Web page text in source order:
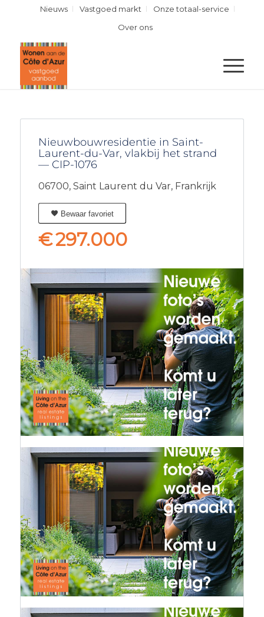
Nieuws Vastgoed markt
Onze totaal-service
Over ons
Nieuwbouwresidentie in Saint-
Laurent-du-Var, vlakbij het strand
— CIP-1076
06700, Saint Laurent du Var, Frankrijk
Bewaar favoriet
€297.000